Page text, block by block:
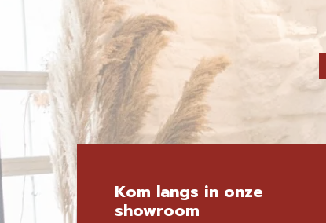
Kom langs in onze
showroom